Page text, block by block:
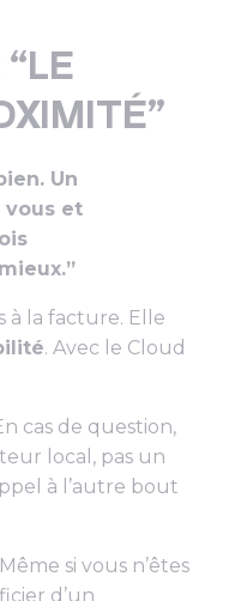
Un
vous et
à la facture. Elle
. Avec le Cloud
cas de question,
local, pas un
à l’autre bout
Même si vous n’êtes
d’un